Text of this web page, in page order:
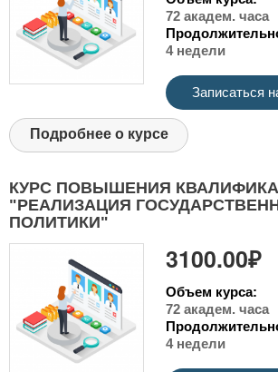
72 академ. часа
4 недели
Записаться
Подробнее о курсе
КУРС ПОВЫШЕНИЯ
"РЕАЛИЗАЦИЯ
ПОЛИТИКИ"
3100.00₽
Объем курса:
72 академ. часа
4 недели